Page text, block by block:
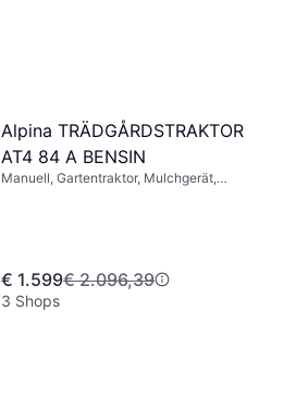
Alpina TRÄDGÅRDSTRAKTOR
AT4 84 A BENSIN
Manuell, Gartentraktor, Mulchgerät,
€ 1.599€ 2.096,39
3 Shops